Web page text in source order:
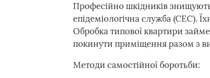
Професійно шкідників
епідеміологічна служба (СЕС).
Обробка типової квартири займе
покинути приміщення разом з
Методи самостійної боротьби: